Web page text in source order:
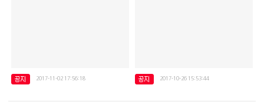
2017-11-02 17:56:18 2017-10-26 15:53:44